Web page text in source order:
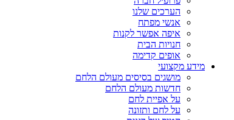
הערכים שלנו
אנשי מפתח
איפה אפשר לקנות
חנויות הבית
אופים קדימה
מידע מקצועי
מושגים בסיסים מעולם הלחם
חדשות מעולם הלחם
על אפיית לחם
על לחם ותזונה